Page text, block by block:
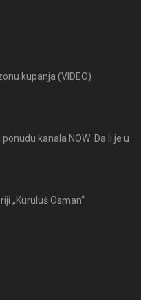
kupanja (VIDEO)
kanala NOW: Da li je u
„Kuruluš Osman“